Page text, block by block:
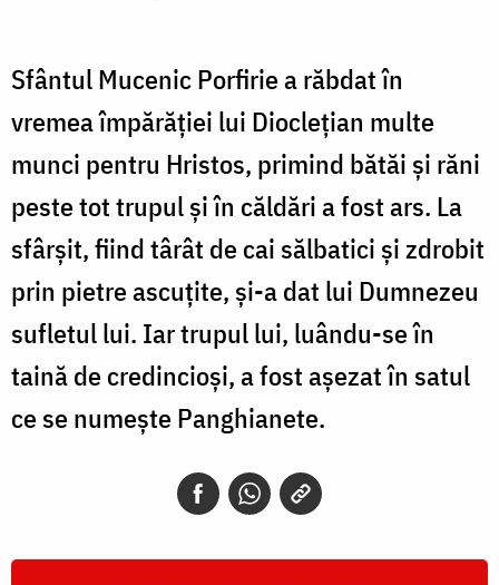
Mucenic
Porfirie
Sfântul Mucenic Porfirie a răbdat în
vremea împărăţiei lui Diocleţian multe
munci pentru Hristos, primind bătăi şi răni
peste tot trupul şi în căldări a fost ars. La
sfârşit, fiind târât de cai sălbatici şi zdrobit
prin pietre ascuţite, şi-a dat lui Dumnezeu
sufletul lui. Iar trupul lui, luându-se în
taină de credincioşi, a fost aşezat în satul
ce se numeşte Panghianete.